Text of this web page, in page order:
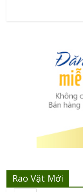
Rao Vặt Mới